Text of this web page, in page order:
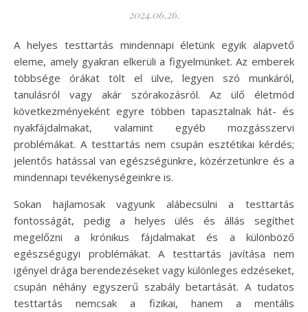
2024.06.26.
A helyes testtartás mindennapi életünk egyik alapvető
eleme, amely gyakran elkerüli a figyelmünket. Az emberek
többsége órákat tölt el ülve, legyen szó munkáról,
tanulásról vagy akár szórakozásról. Az ülő életmód
következményeként egyre többen tapasztalnak hát- és
nyakfájdalmakat, valamint egyéb mozgásszervi
problémákat. A testtartás nem csupán esztétikai kérdés;
jelentős hatással van egészségünkre, közérzetünkre és a
mindennapi tevékenységeinkre is.
Sokan hajlamosak vagyunk alábecsülni a testtartás
fontosságát, pedig a helyes ülés és állás segíthet
megelőzni a krónikus fájdalmakat és a különböző
egészségügyi problémákat. A testtartás javítása nem
igényel drága berendezéseket vagy különleges edzéseket,
csupán néhány egyszerű szabály betartását. A tudatos
testtartás nemcsak a fizikai, hanem a mentális